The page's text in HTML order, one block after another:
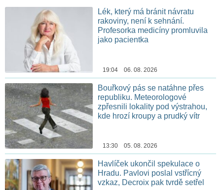
Lék, který má bránit návratu
rakoviny, není k sehnání.
Profesorka medicíny promluvila
jako pacientka
19:04 06. 08. 2026
Bouřkový pás se natáhne přes
republiku. Meteorologové
zpřesnili lokality pod výstrahou,
kde hrozí kroupy a prudký vítr
13:30 05. 08. 2026
Havlíček ukončil spekulace o
Hradu. Pavlovi poslal vstřícný
vzkaz, Decroix pak tvrdě setřel